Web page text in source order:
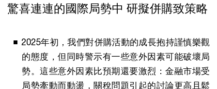
驚喜連連的國際局勢中 研擬併購致策略
2025年初，我們對併購活動的成長抱持謹慎樂觀
的態度，但同時警示有一些意外因素可能破壞局
勢。這些意外因素比預期還要激烈：金融市場受
局勢牽動而動盪，關稅問題引起的討論更高且鬆